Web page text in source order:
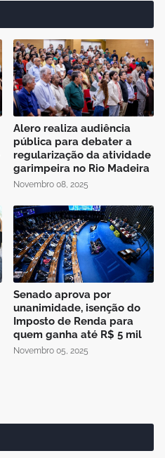
Alero realiza audiência
pública para debater a
regularização da atividade
garimpeira no Rio Madeira
Novembro 08, 2025
Senado aprova por
unanimidade, isenção do
Imposto de Renda para
quem ganha até R$ 5 mil
Novembro 05, 2025